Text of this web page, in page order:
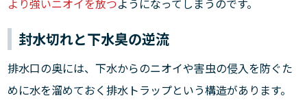
封水切れと下水臭の逆流
排水口の奥には、下水からのニオイや害虫の侵入を防ぐた
めに水を溜めておく排水トラップという構造があります。